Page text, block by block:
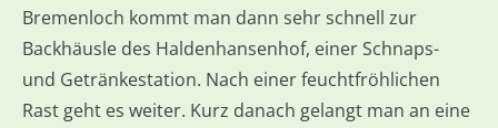
Bremenloch kommt man dann sehr schnell zur
Backhäusle des Haldenhansenhof, einer Schnaps-
und Getränkestation. Nach einer feuchtfröhlichen
Rast geht es weiter. Kurz danach gelangt man an eine